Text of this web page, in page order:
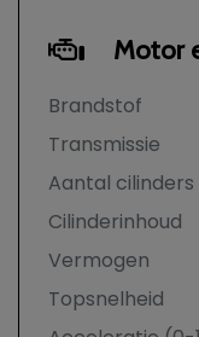
Motor
Brandstof
Transmissie
Aantal cilinders
Cilinderinhoud
Vermogen
Topsnelheid